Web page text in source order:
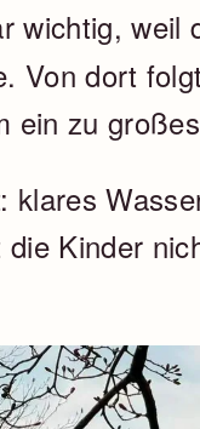
wichtig, weil
Von dort
ein zu
klares
Kinder